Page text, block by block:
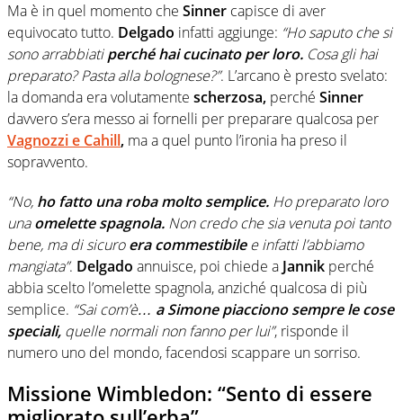
Ma è in quel momento che Sinner capisce di aver
equivocato tutto. Delgado infatti aggiunge: “Ho saputo che si
sono arrabbiatiperché hai cucinato per loro. Cosa gli hai
preparato? Pasta alla bolognese?”. L’arcano è presto svelato:
la domanda era volutamente scherzosa, perché Sinner
davvero s’era messo ai fornelli per preparare qualcosa per
Vagnozzi e Cahill, ma a quel punto l’ironia ha preso il
sopravvento.
“No, ho fatto una roba molto semplice. Ho preparato loro
unaomelette spagnola. Non credo che sia venuta poi tanto
bene, ma di sicuroera commestibilee infatti l’abbiamo
mangiata”. Delgado annuisce, poi chiede a Jannik perché
abbia scelto l’omelette spagnola, anziché qualcosa di più
semplice. “Sai com’è… a Simone piacciono sempre le cose
speciali, quelle normali non fanno per lui”, risponde il
numero uno del mondo, facendosi scappare un sorriso.
Missione Wimbledon: “Sento di essere